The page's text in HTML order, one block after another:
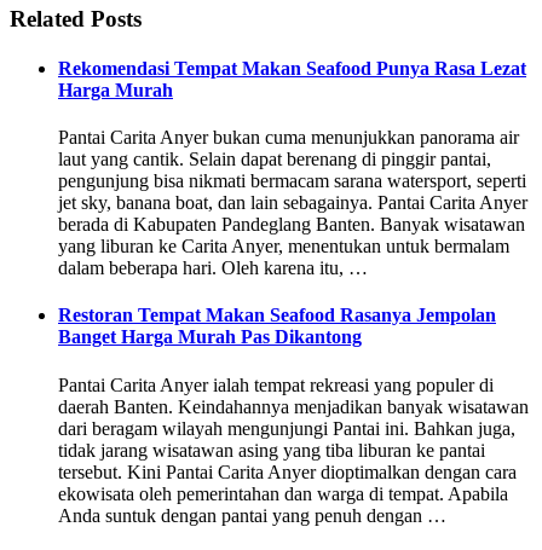
Related Posts
Rekomendasi Tempat Makan Seafood Punya Rasa Lezat
Harga Murah
Pantai Carita Anyer bukan cuma menunjukkan panorama air
laut yang cantik. Selain dapat berenang di pinggir pantai,
pengunjung bisa nikmati bermacam sarana watersport, seperti
jet sky, banana boat, dan lain sebagainya. Pantai Carita Anyer
berada di Kabupaten Pandeglang Banten. Banyak wisatawan
yang liburan ke Carita Anyer, menentukan untuk bermalam
dalam beberapa hari. Oleh karena itu, …
Restoran Tempat Makan Seafood Rasanya Jempolan
Banget Harga Murah Pas Dikantong
Pantai Carita Anyer ialah tempat rekreasi yang populer di
daerah Banten. Keindahannya menjadikan banyak wisatawan
dari beragam wilayah mengunjungi Pantai ini. Bahkan juga,
tidak jarang wisatawan asing yang tiba liburan ke pantai
tersebut. Kini Pantai Carita Anyer dioptimalkan dengan cara
ekowisata oleh pemerintahan dan warga di tempat. Apabila
Anda suntuk dengan pantai yang penuh dengan …